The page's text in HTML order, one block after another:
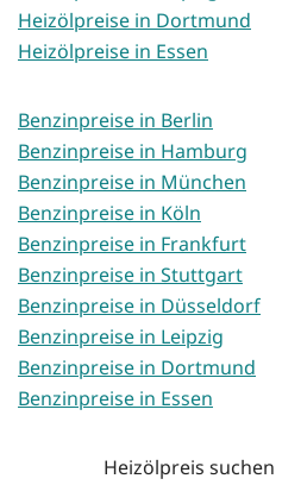
Heizölpreise in Dortmund
Heizölpreise in Essen
Benzinpreise in Berlin
Benzinpreise in Hamburg
Benzinpreise in München
Benzinpreise in Köln
Benzinpreise in Frankfurt
Benzinpreise in Stuttgart
Benzinpreise in Düsseldorf
Benzinpreise in Leipzig
Benzinpreise in Dortmund
Benzinpreise in Essen
Heizölpreis suchen